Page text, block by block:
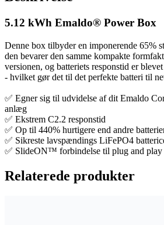
5.12 kWh Emaldo® Power Box
Denne box tilbyder en imponerende 65%
den bevarer den samme kompakte
versionen, og batteriets responstid er
- hvilket gør det til det perfekte batteri til
✅ Egner sig til udvidelse af dit Emaldo
anlæg
✅ Ekstrem C2.2 responstid
✅ Op til 440% hurtigere end andre
✅ Sikreste lavspændings LiFePO4
✅ SlideON™ forbindelse til plug and play
Relaterede produkter